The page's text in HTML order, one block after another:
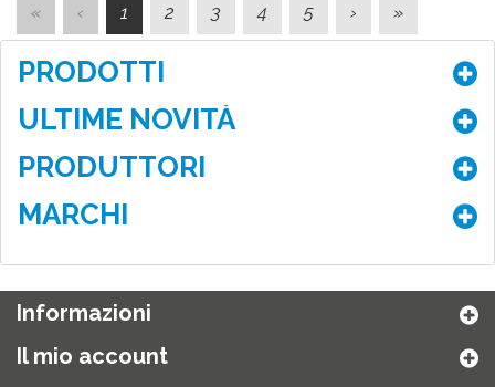
« ‹ 1 2 3 4 5 › »
PRODOTTI
ULTIME NOVITÀ
PRODUTTORI
MARCHI
Informazioni
Il mio account